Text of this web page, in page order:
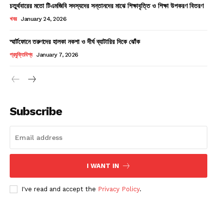
Company
About
Subscription Plans
My account
চতুর্থবারের মতো টিএমজিবি সদস্যদের সন্তানদের মাঝে শিক্ষাবৃত্তি ও শিক্ষা উপকরণ বিতরণ
খবর January 24, 2026
স্মার্টফোনে তরুণদের হালকা নকশা ও দীর্ঘ ব্যাটারির দিকে ঝোঁক
প্রযুক্তিবিশ্ব January 7, 2026
Subscribe
I WANT IN
I've read and accept the Privacy Policy.